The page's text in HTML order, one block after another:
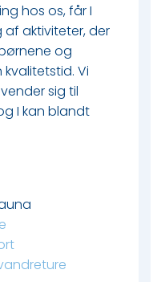
hos os, får I
aktiviteter, der
og
Vi
sig til
I kan blandt